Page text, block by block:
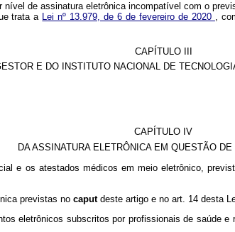
nível de assinatura eletrônica incompatível com o
trata a Lei nº 13.979, de 6 de fevereiro de 2020 ,
CAPÍTULO III
E DO INSTITUTO NACIONAL DE
CAPÍTULO IV
DA ASSINATURA ELETRÔNICA EM QUESTÃO
e os atestados médicos em meio eletrônico,
previstas no caput deste artigo e no art. 14 desta
eletrônicos subscritos por profissionais de saúde